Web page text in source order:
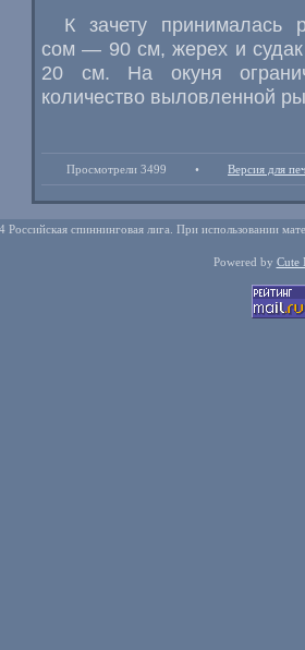
К зачету принималась
сом — 90 см, жерех и
20 см. На окуня
количество выловленной
Просмотрели 3499 • Версия для
спиннинговая лига. При использовании
Powered by Cute